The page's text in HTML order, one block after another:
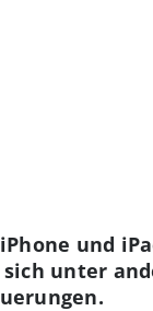
und
unter